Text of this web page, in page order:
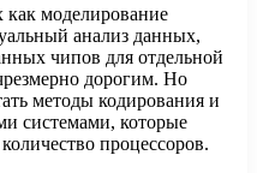
моделирование
анализ данных,
чипов для отдельной
дорогим. Но
методы кодирования и
системами, которые
процессоров.